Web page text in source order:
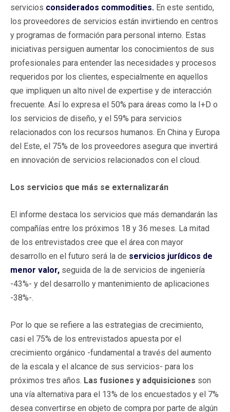
servicios considerados commodities. En este sentido,
los proveedores de servicios están invirtiendo en centros
y programas de formación para personal interno. Estas
iniciativas persiguen aumentar los conocimientos de sus
profesionales para entender las necesidades y procesos
requeridos por los clientes, especialmente en aquellos
que impliquen un alto nivel de expertise y de interacción
frecuente. Así lo expresa el 50% para áreas como la I+D o
los servicios de diseño, y el 59% para servicios
relacionados con los recursos humanos. En China y Europa
del Este, el 75% de los proveedores asegura que invertirá
en innovación de servicios relacionados con el cloud.
Los servicios que más se externalizarán
El informe destaca los servicios que más demandarán las
compañías entre los próximos 18 y 36 meses. La mitad
de los entrevistados cree que el área con mayor
desarrollo en el futuro será la de servicios jurídicos de
menor valor, seguida de la de servicios de ingeniería
-43%- y del desarrollo y mantenimiento de aplicaciones
-38%-.
Por lo que se refiere a las estrategias de crecimiento,
casi el 75% de los entrevistados apuesta por el
crecimiento orgánico -fundamental a través del aumento
de la escala y el alcance de sus servicios- para los
próximos tres años. Las fusiones y adquisiciones son
una vía alternativa para el 13% de los encuestados y el 7%
desea convertirse en objeto de compra por parte de algún